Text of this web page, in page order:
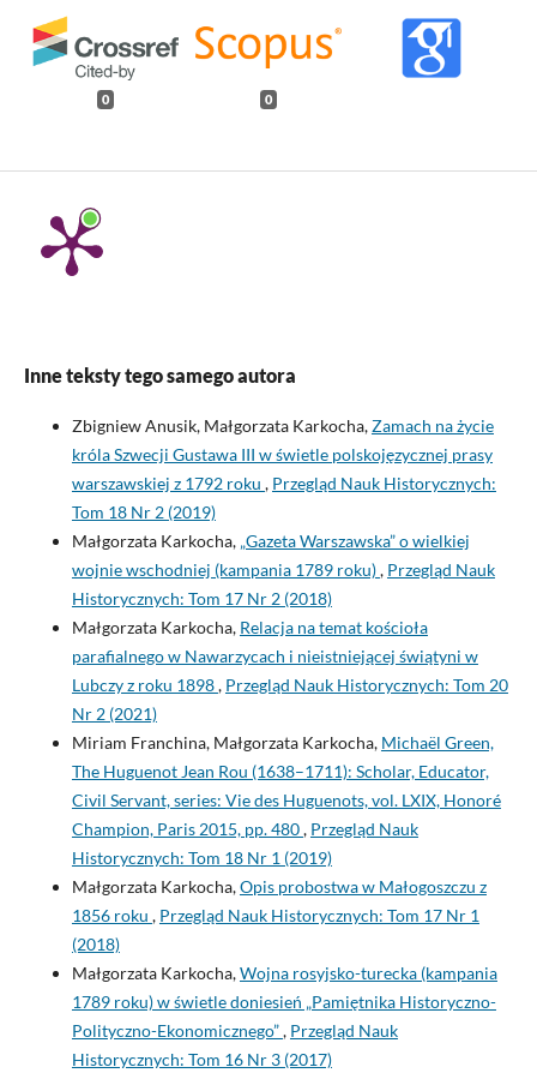
0 0
Inne teksty tego samego autora
Zbigniew Anusik, Małgorzata Karkocha,Zamach na życie
króla Szwecji Gustawa III w świetle polskojęzycznej prasy
warszawskiej z 1792 roku , Przegląd Nauk Historycznych:
Tom 18 Nr 2 (2019)
Małgorzata Karkocha, „Gazeta Warszawska” o wielkiej
wojnie wschodniej (kampania 1789 roku), Przegląd Nauk
Historycznych: Tom 17 Nr 2 (2018)
Małgorzata Karkocha, Relacja na temat kościoła
parafialnego w Nawarzycach i nieistniejącej świątyni w
Lubczy z roku 1898, Przegląd Nauk Historycznych: Tom 20
Nr 2 (2021)
Miriam Franchina, Małgorzata Karkocha, Michaël Green,
The Huguenot Jean Rou (1638–1711): Scholar, Educator,
Civil Servant, series: Vie des Huguenots, vol. LXIX, Honoré
Champion, Paris 2015, pp. 480, Przegląd Nauk
Historycznych: Tom 18 Nr 1 (2019)
Małgorzata Karkocha,Opis probostwa w Małogoszczu z
1856 roku , Przegląd Nauk Historycznych: Tom 17 Nr 1
(2018)
Małgorzata Karkocha,Wojna rosyjsko-turecka (kampania
1789 roku) w świetle doniesień „Pamiętnika Historyczno-
Polityczno-Ekonomicznego”, Przegląd Nauk
Historycznych: Tom 16 Nr 3 (2017)